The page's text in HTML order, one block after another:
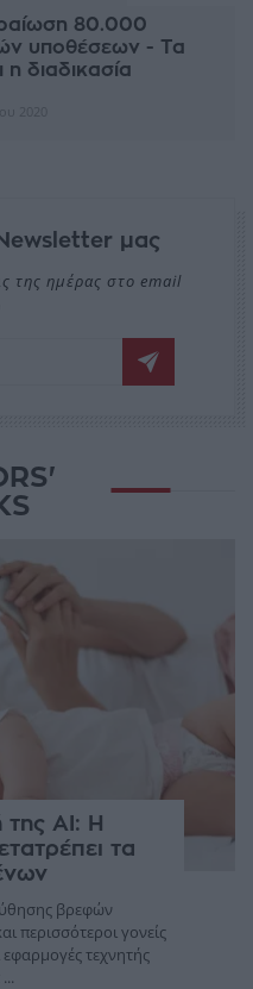
80.000
υποθέσεων - Τα
η διαδικασία
μας
της ημέρας στο email
της AI: Η
τα
βρεφών
περισσότεροι γονείς
τεχνητής